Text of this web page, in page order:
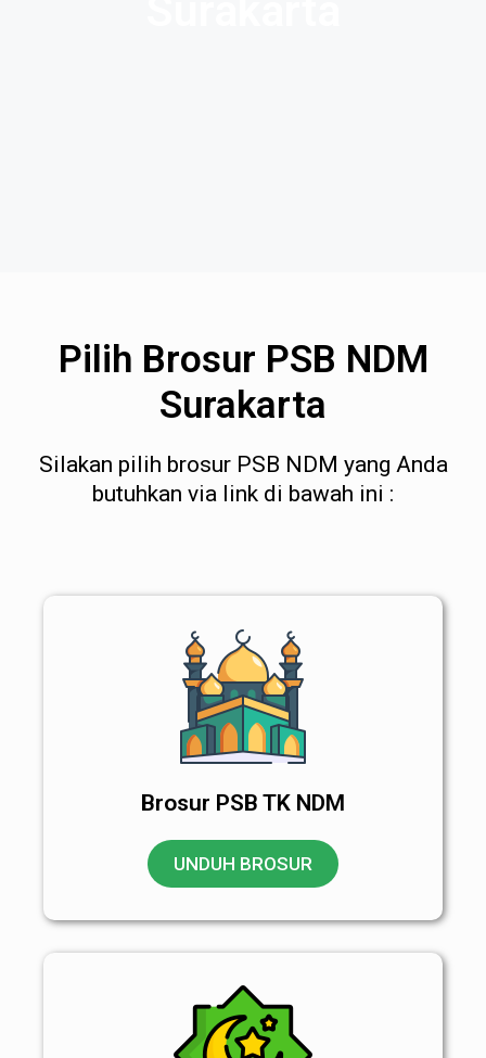
Pilih Brosur PSB NDM
Surakarta
Silakan pilih brosur PSB NDM yang Anda
butuhkan via link di bawah ini :
Brosur PSB TK NDM
UNDUH BROSUR